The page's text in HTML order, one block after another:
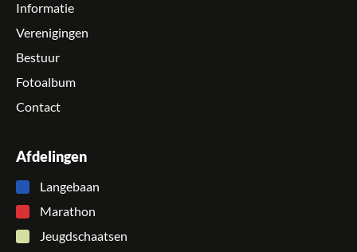
Informatie
Verenigingen
Bestuur
Fotoalbum
Contact
Afdelingen
Langebaan
Marathon
Jeugdschaatsen